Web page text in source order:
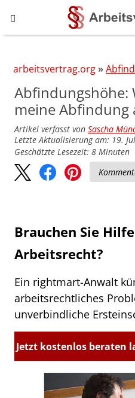
arbeitsvertrag.org
Abfindungshöhe:
meine Abfindung
Artikel verfasst von Sascha
Letzte Aktualisierung am: 19.
Geschätzte Lesezeit: 8 Minuten
Brauchen Sie
Arbeitsrecht?
Ein rightmart-Anwalt
arbeitsrechtliches
unverbindliche
Jetzt kostenlos beraten